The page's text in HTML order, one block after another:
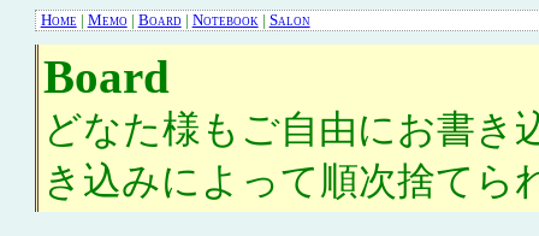
Home | Memo| Board| Notebook| Salon
Board
どなた様もご自由にお書き
き込みによって順次捨てら